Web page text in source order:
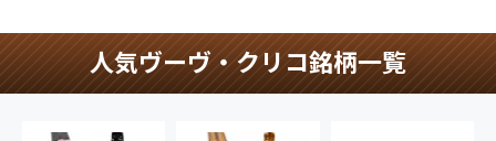
人気ヴーヴ・クリコ銘柄一覧